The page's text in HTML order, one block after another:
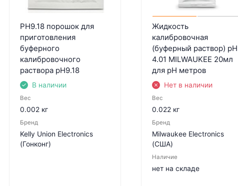
PH9.18 порошок для
приготовления
буферного
калибровочного
раствора pH9.18
В наличии
Вес
0.002 кг
Бренд
Kelly Union Electronics
(Гонконг)
Жидкость
калибровочная
(буферный раствор) pH
4.01 MILWAUKEE 20мл
для pH метров
Нет в наличии
Вес
0.022 кг
Бренд
Milwaukee Electronics
(США)
Наличие
нет на складе